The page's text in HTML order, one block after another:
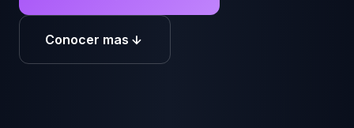
Conocer mas